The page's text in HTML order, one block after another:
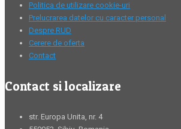
Politica de utilizare cookie-uri
Prelucrarea datelor cu caracter personal
Despre RUD
Cerere de oferta
Contact
Contact si localizare
str. Europa Unita, nr. 4